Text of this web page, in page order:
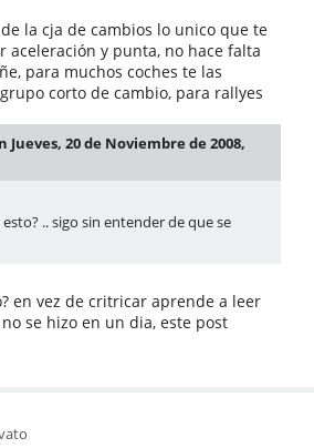
la cja de cambios lo unico que te
aceleración y punta, no hace falta
para muchos coches te las
corto de cambio, para rallyes
Jueves, 20 de Noviembre de 2008,
.. sigo sin entender de que se
en vez de critricar aprende a leer
se hizo en un dia, este post